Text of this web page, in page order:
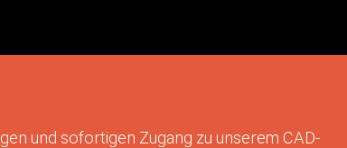
und sofortigen Zugang zu unserem CAD-